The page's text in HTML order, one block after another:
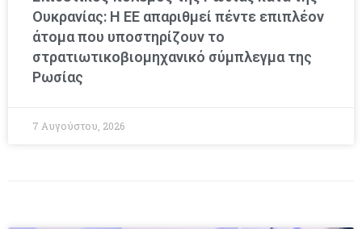
Ουκρανίας: Η ΕΕ απαριθμεί πέντε επιπλέον
άτομα που υποστηρίζουν το
στρατιωτικοβιομηχανικό σύμπλεγμα της
Ρωσίας
7 Αυγούστου, 2026